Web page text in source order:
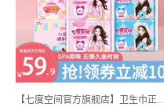
【七度空间官方旗舰店】卫生巾正品官